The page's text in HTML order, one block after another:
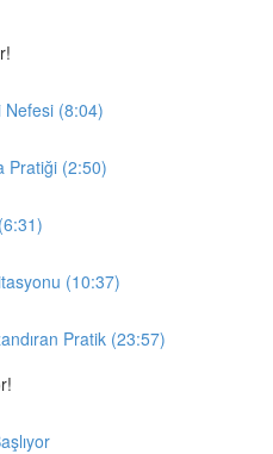
(8:04)
Pratiği (2:50)
(10:37)
Pratik (23:57)